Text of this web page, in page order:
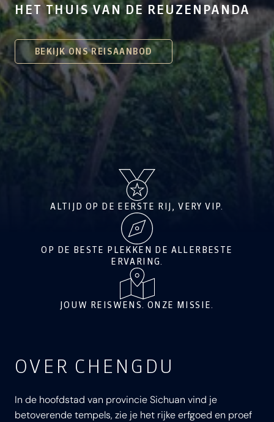
HET THUIS VAN DE REUZENPANDA
BEKIJK ONS REISAANBOD
ALTIJD OP DE EERSTE RIJ, VERY VIP.
OP DE BESTE PLEKKEN DE ALLERBESTE
ERVARING.
JOUW REISWENS. ONZE MISSIE.
OVER CHENGDU
In de hoofdstad van provincie Sichuan vind je
betoverende tempels, zie je het rijke erfgoed en proef